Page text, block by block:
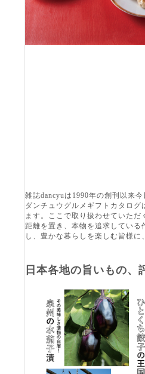
雑誌dancyuは1990年の創刊以来
ダンチュウグルメギフトカタロ
ます。ここで取り扱わせていた
距離を置き、本物を追求してい
し、豊かな暮らしを楽しむ皆様
日本各地の旨いもの、